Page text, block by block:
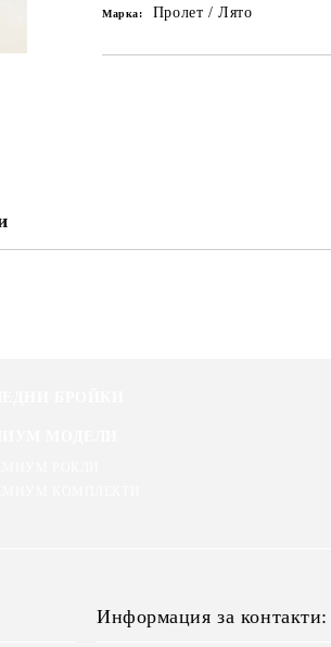
Марка: Пролет / Лято
Информация за контакти: